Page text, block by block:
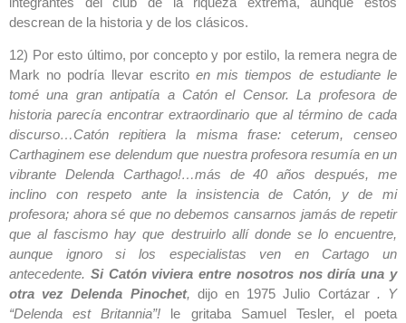
descrean de la historia y de los clásicos.
12) Por esto último, por concepto y por estilo, la remera negra de
Mark no podría llevar escrito en mis tiempos de estudiante le
tomé una gran antipatía a Catón el Censor. La profesora de
historia parecía encontrar extraordinario que al término de cada
discurso…Catón repitiera la misma frase: ceterum, censeo
Carthaginem ese delendum que nuestra profesora resumía en un
vibrante Delenda Carthago!…más de 40 años después, me
inclino con respeto ante la insistencia de Catón, y de mi
profesora; ahora sé que no debemos cansarnos jamás de repetir
que al fascismo hay que destruirlo allí donde se lo encuentre,
aunque ignoro si los especialistas ven en Cartago un
antecedente. Si Catón viviera entre nosotros nos diría una y
otra vez Delenda Pinochet, dijo en 1975 Julio Cortázar . Y
“Delenda est Britannia”! le gritaba Samuel Tesler, el poeta